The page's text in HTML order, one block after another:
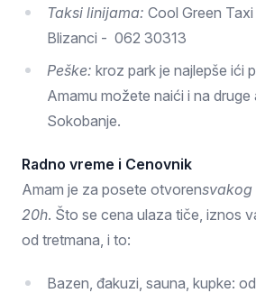
Taksi linijama: Cool Green
Blizanci - 062 30313
Peške: kroz park je najlepše ići
Amamu možete naići i na druge
Sokobanje.
Radno vreme i Cenovnik
Amam je za posete otvorensvakog
20h. Što se cena ulaza tiče, iznos
od tretmana, i to:
Bazen, đakuzi, sauna, kupke: